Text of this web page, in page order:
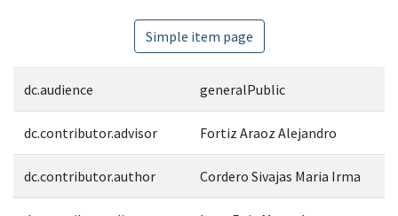
Simple item page
dc.audience generalPublic
dc.contributor.advisor Fortiz Araoz Alejandro
dc.contributor.author Cordero Sivajas Maria Irma